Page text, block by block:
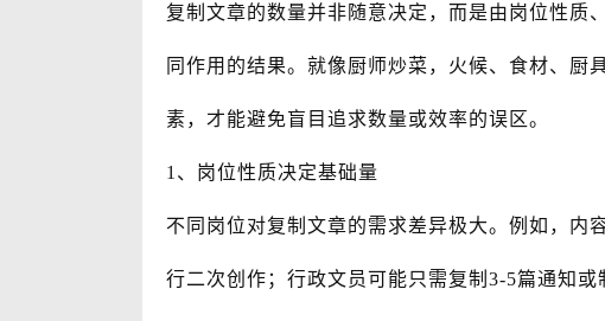
复制文章的数量并非随意决定，而是由岗位性质
同作用的结果。就像厨师炒菜，火候、食材、厨
素，才能避免盲目追求数量或效率的误区。
1、岗位性质决定基础量
不同岗位对复制文章的需求差异极大。例如，内
行二次创作；行政文员可能只需复制3-5篇通知或